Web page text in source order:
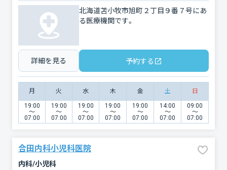
北海道苫小牧市旭町２丁目９番７号にあ
る医療機関です。
詳細を見る 予約する
月 火 水 木 金 土 日
19:00
〜
07:00
19:00
〜
07:00
19:00
〜
07:00
19:00
〜
07:00
19:00
〜
07:00
14:00
〜
07:00
09:00
〜
07:00
合田内科小児科医院
内科/小児科